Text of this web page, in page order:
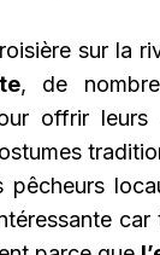
sur la
, de
offrir